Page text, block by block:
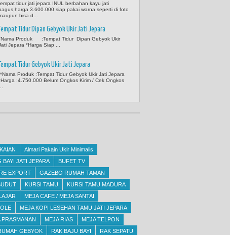
tidur jati jepara INUL berbahan kayu jati
3.600.000 siap pakai warna seperti di foto
bisa d...
Tempat Tidur Dipan Gebyok Ukir Jati Jepara
Produk :Tempat Tidur Dipan Gebyok Ukir
Jepara *Harga Siap ...
Tempat Tidur Gebyok Ukir Jati Jepara
*Nama Produk :Tempat Tidur Gebyok Ukir Jati Jepara
:4.750.000 Belum Ongkos Kirim / Cek Ongkos
Almari Pakain Ukir Minimalis
BAYI JATI JEPARA
BUFET TV
EXPORT
GAZEBO RUMAH TAMAN
KURSI TAMU
KURSI TAMU MADURA
MEJA CAFE / MEJA SANTAI
MEJA KOPI LESEHAN TAMU JATI JEPARA
PRASMANAN MEJA RIAS
MEJA TELPON
GEBYOK RAK BAJU BAYI
RAK SEPATU